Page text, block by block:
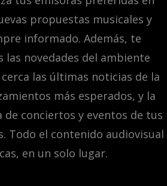
propuestas musicales y
informado. Además, te
las novedades del ambiente
las últimas noticias de la
más esperados, y la
conciertos y eventos de tus
Todo el contenido audiovisual
en un solo lugar.